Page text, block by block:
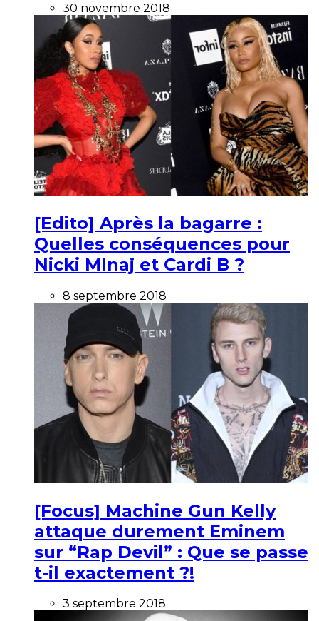
30 novembre 2018
[Edito] Après la bagarre :
Quelles conséquences pour
Nicki MInaj et Cardi B ?
8 septembre 2018
[Focus] Machine Gun Kelly
attaque durement Eminem
sur “Rap Devil” : Que se passe
t-il exactement ?!
3 septembre 2018